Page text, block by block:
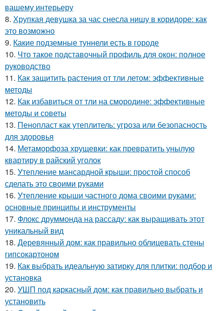
вашему интерьеру
8. Хрупкая девушка за час снесла нишу в коридоре: как
это возможно
9. Какие подземные туннели есть в городе
10. Что такое подставочный профиль для окон: полное
руководство
11. Как защитить растения от тли летом: эффективные
методы
12. Как избавиться от тли на смородине: эффективные
методы и советы
13. Пенопласт как утеплитель: угроза или безопасность
для здоровья
14. Метаморфоза хрущевки: как превратить унылую
квартиру в райский уголок
15. Утепление мансардной крыши: простой способ
сделать это своими руками
16. Утепление крыши частного дома своими руками:
основные принципы и инструменты
17. Флокс друммонда на рассаду: как выращивать этот
уникальный вид
18. Деревянный дом: как правильно облицевать стены
гипсокартоном
19. Как выбрать идеальную затирку для плитки: подбор и
установка
20. УШП под каркасный дом: как правильно выбрать и
установить